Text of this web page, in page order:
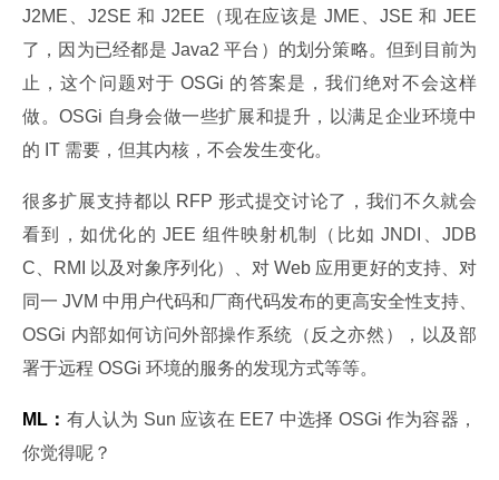
J2ME、J2SE 和 J2EE（现在应该是 JME、JSE 和 JEE
了，因为已经都是 Java2 平台）的划分策略。但到目前为
止，这个问题对于 OSGi 的答案是，我们绝对不会这样
做。OSGi 自身会做一些扩展和提升，以满足企业环境中
的 IT 需要，但其内核，不会发生变化。
很多扩展支持都以 RFP 形式提交讨论了，我们不久就会
看到，如优化的 JEE 组件映射机制（比如 JNDI、JDB
C、RMI 以及对象序列化）、对 Web 应用更好的支持、对
同一 JVM 中用户代码和厂商代码发布的更高安全性支持、
OSGi 内部如何访问外部操作系统（反之亦然），以及部
署于远程 OSGi 环境的服务的发现方式等等。
ML： 有人认为 Sun 应该在 EE7 中选择 OSGi 作为容器，
你觉得呢？